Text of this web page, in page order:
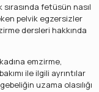
fetüsün nasıl
pelvik egzersizler
dersleri hakkında
emzirme,
ile ilgili ayrıntılar
uzama olasılığı